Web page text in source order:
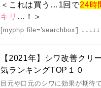
＜これは買う…1回で24時
キリ …！＞
[myphp file='searchbox']
【2021年】シワ改善クリ
気ランキングTOP１０
目元や口元のシワに効果が期待